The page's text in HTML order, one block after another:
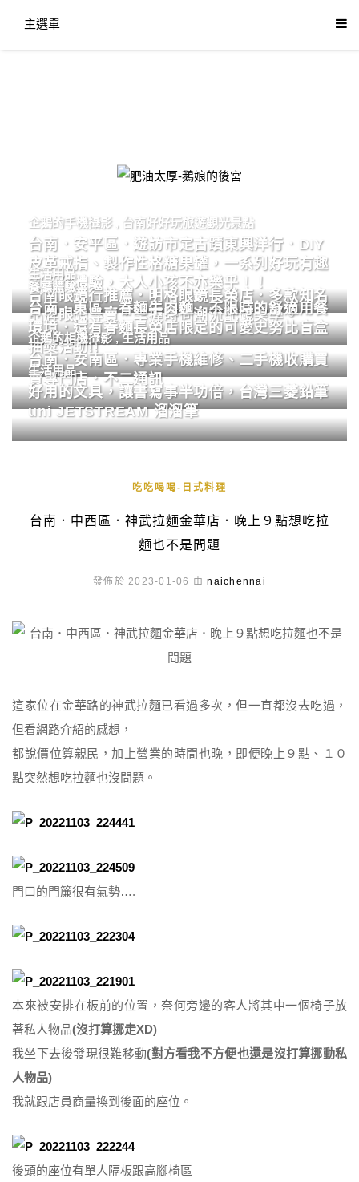
主選單
肥油太厚-鵝娘的後宮
企鵝的手機攝影 台南好好玩旅遊觀光景點
台南．安平區．遊訪市定古蹟東興洋行．DIY
皮革戒指、製作性格糖果罐，一系列好玩有趣
的手作體驗，大人小孩不亦樂乎！！
生活用品
台南眼鏡行推薦．明格眼鏡長榮店．多款知名
品牌眼鏡專賣．掌握時尚潮流配鏡美學。
餐廳體驗
台南．東區．眷麵牛肉麵．不限時的舒適用餐
環境．還有眷麵長榮店限定的可愛史努比盲盒
抽獎活動!!
企鵝的相機攝影,生活用品
台南．安南區．專業手機維修、二手機收購買
賣專門店．不二通訊
生活用品
好用的文具，讓書寫事半功倍，台灣三菱鉛筆
uni JETSTREAM 溜溜筆
吃吃喝喝-日式料理
台南．中西區．神武拉麵金華店．晚上９點想吃拉
麵也不是問題
發佈於 2023-01-06 由naichennai
這家位在金華路的神武拉麵已看過多次，但一直都沒去吃過，
但看網路介紹的感想，
都說價位算親民，加上營業的時間也晚，即便晚上９點、１０
點突然想吃拉麵也沒問題。
門口的門簾很有氣勢….
本來被安排在板前的位置，奈何旁邊的客人將其中一個椅子放
著私人物品(沒打算挪走XD)
我坐下去後發現很難移動(對方看我不方便也還是沒打算挪動私
人物品)
我就跟店員商量換到後面的座位。
後頭的座位有單人隔板跟高腳椅區